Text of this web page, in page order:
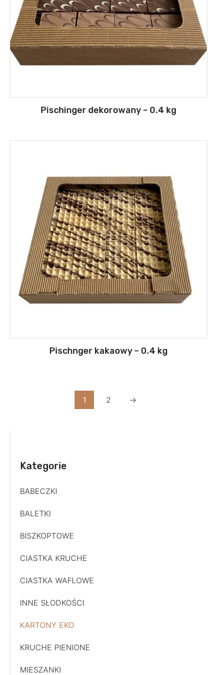
Pischinger dekorowany – 0.4 kg
Pischnger kakaowy – 0.4 kg
1 2 →
Kategorie
BABECZKI
BALETKI
BISZKOPTOWE
CIASTKA KRUCHE
CIASTKA WAFLOWE
INNE SŁODKOŚCI
KARTONY EKO
KRUCHE PIENIONE
MIESZANKI